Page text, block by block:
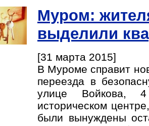
Муром:
выделили
[31 марта 2015]
В Муроме справит
переезда в
улице Войкова,
историческом
были вынуждены